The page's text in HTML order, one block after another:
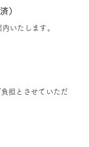
）
いたします。
担とさせていただ